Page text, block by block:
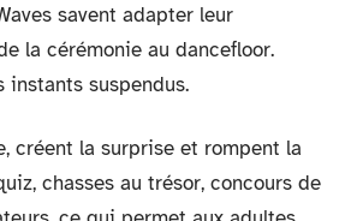
savent adapter leur
la cérémonie au dancefloor.
instants suspendus.
créent la surprise et rompent la
chasses au trésor, concours de